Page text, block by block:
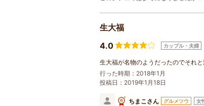
生大福
4.0
カップル・夫婦
生大福が名物のようだったのでそれ
行った時期：2018年1月
投稿日：2019年1月18日
ちまこさん グルメツウ 女